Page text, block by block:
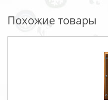
Похожие товары